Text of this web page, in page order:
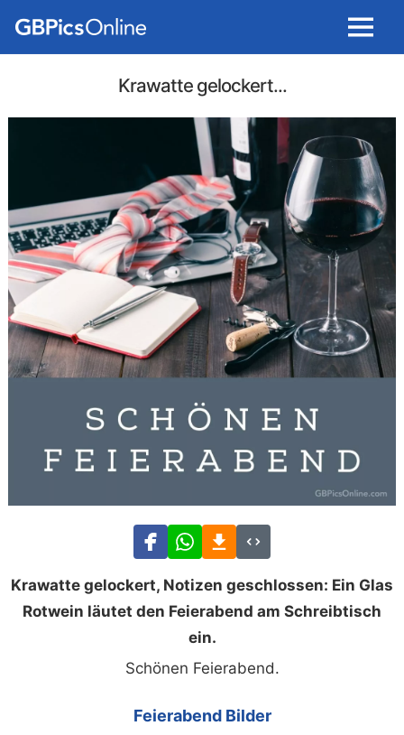
Menu
Krawatte gelockert...
Krawatte gelockert, Notizen geschlossen: Ein Glas
Rotwein läutet den Feierabend am Schreibtisch
ein.
Schönen Feierabend.
Feierabend Bilder